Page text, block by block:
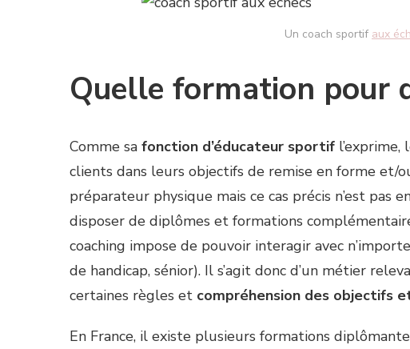
Un coach sportif aux
Quelle formation pour
Comme sa fonction d’éducateur sportif
clients dans leurs objectifs de remise en forme
préparateur physique mais ce cas précis n’est pas
disposer de diplômes et formations
coaching impose de pouvoir interagir avec
de handicap, sénior). Il s’agit donc d’un métier
certaines règles et compréhension des objectifs
En France, il existe plusieurs formations